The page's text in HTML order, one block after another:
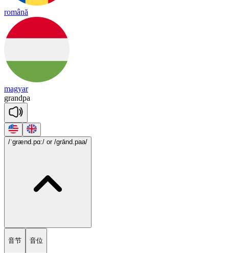
română
magyar
grandpa
/ˈgrænd.pɑ:/ or /grānd.paa/
音节 音位